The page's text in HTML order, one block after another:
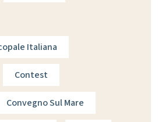
Italiana
Contest
Convegno Sul Mare